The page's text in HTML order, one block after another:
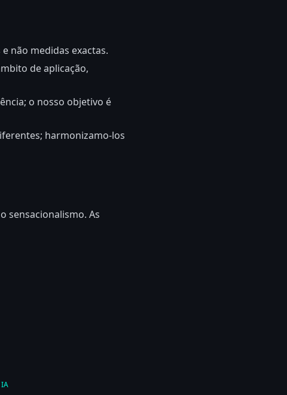
não medidas exactas.
de aplicação,
o nosso objetivo é
harmonizamo-los
sensacionalismo. As